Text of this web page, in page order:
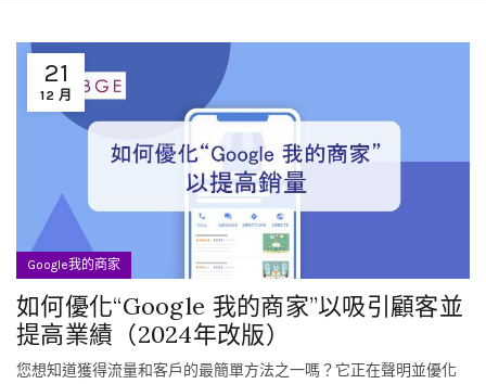
21
12 月
Google我的商家
如何優化“Google 我的商家”以吸引顧客並
提高業績（2024年改版）
您想知道獲得流量和客戶的最簡單方法之一嗎？它正在聲明並優化